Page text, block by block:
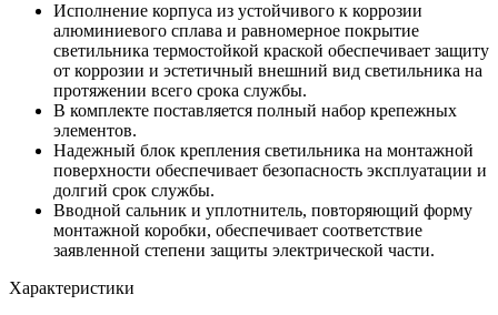
Исполнение корпуса из устойчивого к коррозии
алюминиевого сплава и равномерное покрытие
светильника термостойкой краской обеспечивает защиту
от коррозии и эстетичный внешний вид светильника на
протяжении всего срока службы.
В комплекте поставляется полный набор крепежных
элементов.
Надежный блок крепления светильника на монтажной
поверхности обеспечивает безопасность эксплуатации и
долгий срок службы.
Вводной сальник и уплотнитель, повторяющий форму
монтажной коробки, обеспечивает соответствие
заявленной степени защиты электрической части.
Характеристики